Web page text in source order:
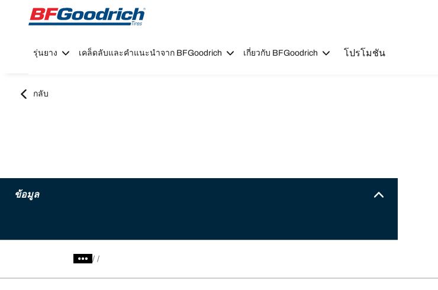
Go to page content
Go to page navigation
รุ่นยาง เคล็ดลับและคำแนะนำจาก BFGoodrich เกี่ยวกับ BFGoodrich โปรโมชัน
กลับ
ข้อมูล
/